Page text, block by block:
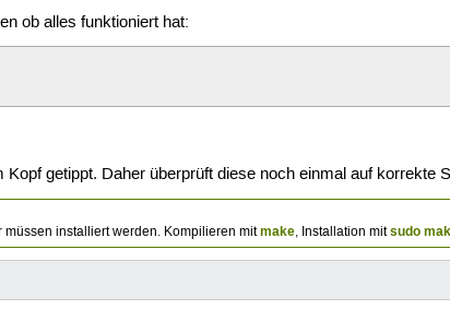
ob alles funktioniert hat:
getippt. Daher überprüft diese noch einmal auf korrekte
installiert werden. Kompilieren mitmake, Installation mitsudo